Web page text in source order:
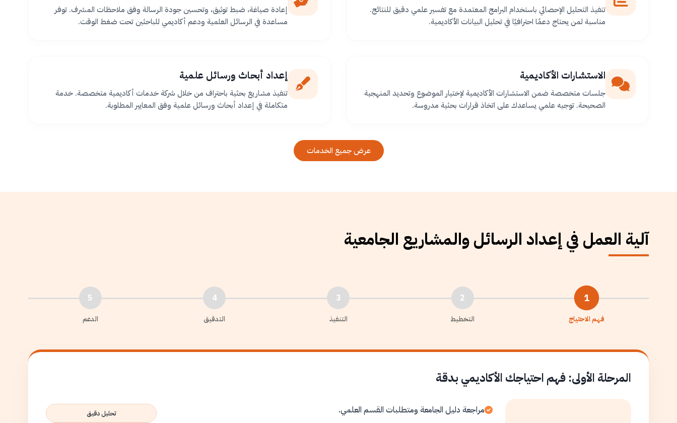
تنفيذ التحليل الإحصائي باستخدام البرامج المعتمدة مع تفسير علمي دقيق للنتائج.
مناسبة لمن يحتاج دعمًا احترافيًا في تحليل البيانات الأكاديمية.
إعادة صياغة، ضبط توثيق، وتحسين جودة الرسالة وفق ملاحظات المشرف. توفر
مساعدة في الرسائل العلمية ودعم أكاديمي للباحثين تحت ضغط الوقت.
الاستشارات الأكاديمية
جلسات متخصصة ضمن الاستشارات الأكاديمية لإختيار الموضوع وتحديد المنهجية
الصحيحة. توجيه علمي يساعدك على اتخاذ قرارات بحثية مدروسة.
إعداد أبحاث ورسائل علمية
تنفيذ مشاريع بحثية باحتراف من خلال شركة خدمات أكاديمية متخصصة. خدمة
متكاملة في إعداد أبحاث ورسائل علمية وفق المعايير المطلوبة.
عرض جميع الخدمات
آلية العمل في إعداد الرسائل والمشاريع الجامعية
1
فهم الاحتياج
2
التخطيط
3
التنفيذ
4
التدقيق
5
الدعم
المرحلة الأولى: فهم احتياجك الأكاديمي بدقة
مراجعة دليل الجامعة ومتطلبات القسم العلمي.
تحليل دقيق